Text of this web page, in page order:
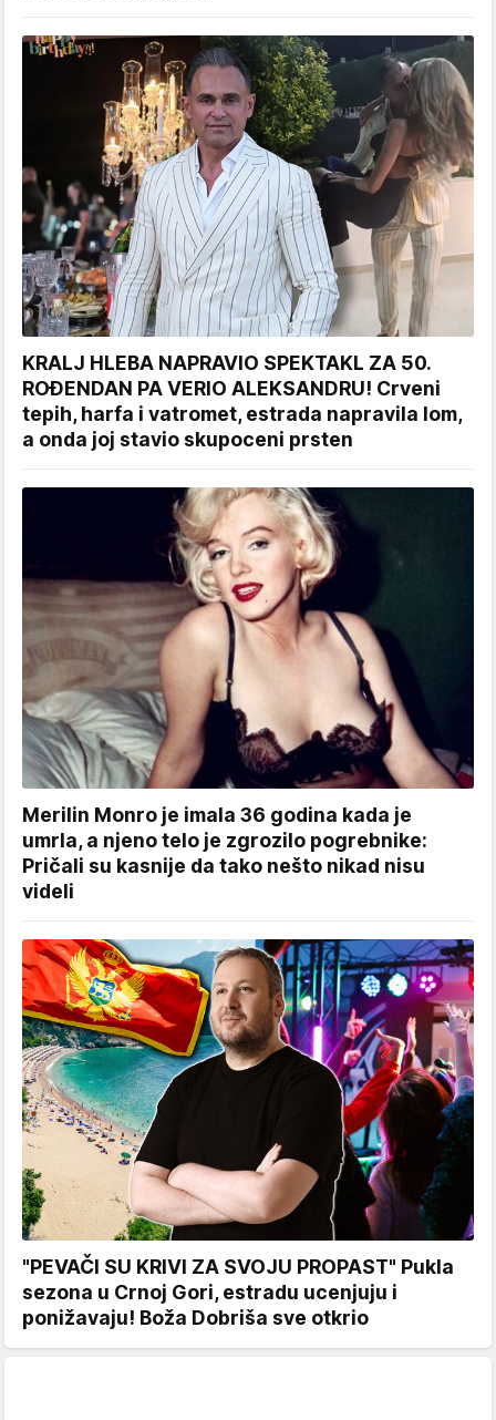
KRALJ HLEBA NAPRAVIO SPEKTAKL ZA 50.
ROĐENDAN PA VERIO ALEKSANDRU! Crveni
tepih, harfa i vatromet, estrada napravila lom,
a onda joj stavio skupoceni prsten
Merilin Monro je imala 36 godina kada je
umrla, a njeno telo je zgrozilo pogrebnike:
Pričali su kasnije da tako nešto nikad nisu
videli
"PEVAČI SU KRIVI ZA SVOJU PROPAST" Pukla
sezona u Crnoj Gori, estradu ucenjuju i
ponižavaju! Boža Dobriša sve otkrio